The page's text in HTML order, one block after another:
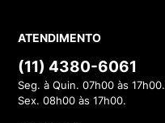
ATENDIMENTO
(11) 4380-6061
Seg. à Quin. 07h00 às 17h00.
Sex. 08h00 às 17h00.